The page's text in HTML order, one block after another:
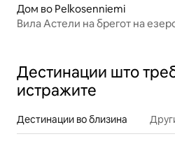
Дом во Pelkosenniemi
Вила Астели на брегот на
Дестинации што
истражите
Дестинации во близина